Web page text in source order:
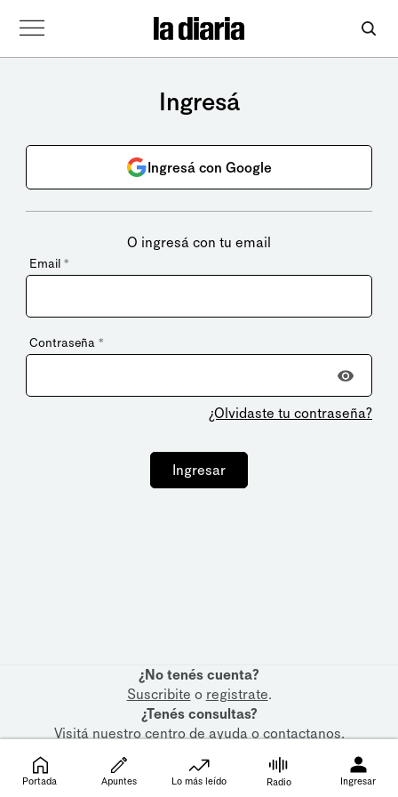
Ingresá
Ingresá con Google
O ingresá con tu email
Email *
Contraseña *
¿Olvidaste tu contraseña?
Ingresar
¿No tenés cuenta?
Suscribite o registrate.
¿Tenés consultas?
Visitá nuestrocentro de ayudaocontactanos.
Portada Apuntes Lo más leído Radio Ingresar